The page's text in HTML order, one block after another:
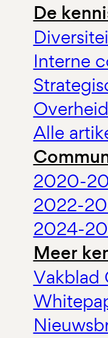
De
Interne
Alle
2020-
2022-
2024-
Meer
Vakblad